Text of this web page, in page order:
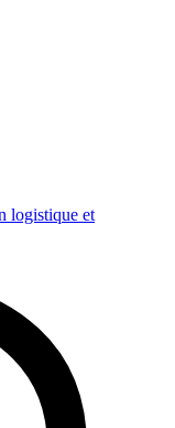
logistique et